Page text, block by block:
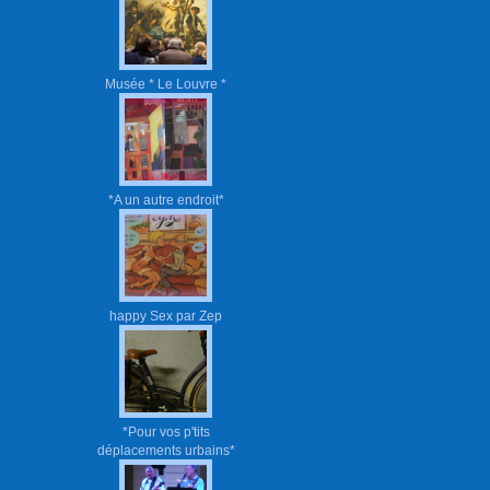
Musée * Le Louvre *
*A un autre endroit*
happy Sex par Zep
*Pour vos p'tits
déplacements urbains*